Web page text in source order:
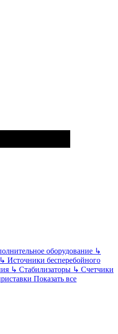
оборудование ↳
↳ Источники бесперебойного
↳ Стабилизаторы ↳ Счетчики
Показать все